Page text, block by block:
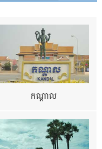
កណ្តាល